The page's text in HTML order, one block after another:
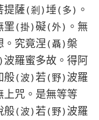
提薩 (剎)埵 (多) 。
罣 (掛)礙(外) 。無
。究竟涅 (聶)槃
波羅蜜多故。得阿
般(波)若 (野) 波羅
上咒。是無等等
般(波)若 (野) 波羅